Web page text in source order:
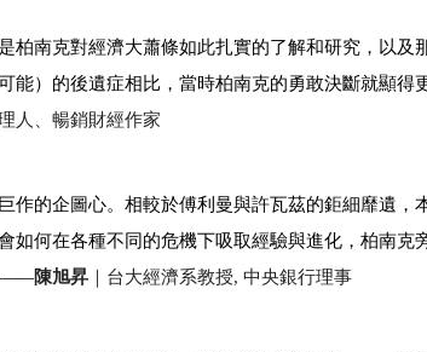
南克對經濟大蕭條如此扎實的了解和研究，以及
能）的後遺症相比，當時柏南克的勇敢決斷就顯得
人、暢銷財經作家
的企圖心。相較於傅利曼與許瓦茲的鉅細靡遺，
何在各種不同的危機下吸取經驗與進化，柏南克
——陳旭昇 ｜台大經濟系教授, 中央銀行理事